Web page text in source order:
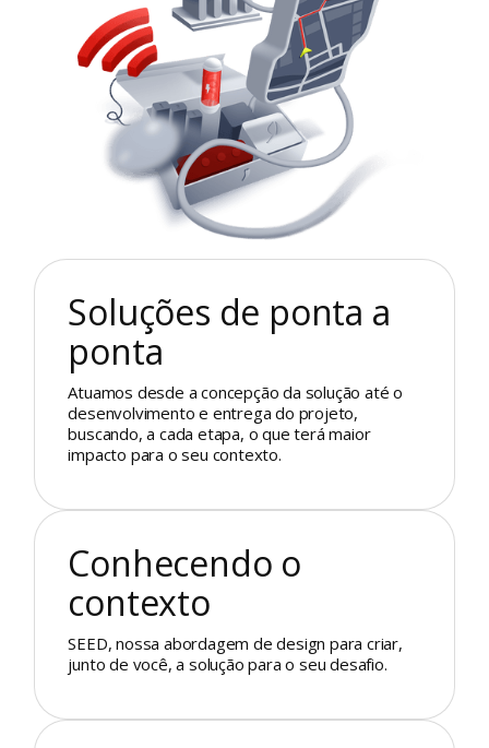
Soluções de ponta a
ponta
Atuamos desde a concepção da solução até o
desenvolvimento e entrega do projeto,
buscando, a cada etapa, o que terá maior
impacto para o seu contexto.
Conhecendo o
contexto
SEED, nossa abordagem de design para criar,
junto de você, a solução para o seu desafio.